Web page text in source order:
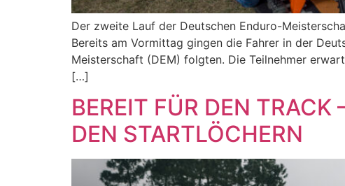
Der zweite Lauf der Deutschen Enduro-
Bereits am Vormittag gingen die Fahrer in der
Meisterschaft (DEM) folgten. Die Teilnehmer
[…]
BEREIT FÜR DEN
DEN STARTLÖCHERN